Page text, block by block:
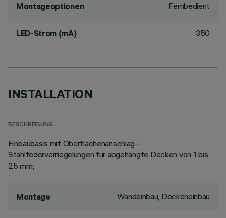
Montageoptionen Fernbedient
LED-Strom (mA) 350
INSTALLATION
BESCHREIBUNG
Einbaubasis mit Oberflächenanschlag -
Stahlfederverriegelungen für abgehängte Decken von 1 bis
25 mm;
Montage Wandeinbau, Deckeneinbau